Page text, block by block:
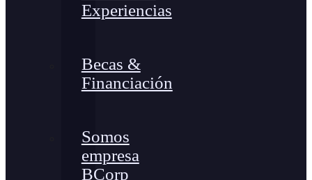
Experiencias
Becas &
Financiación
Somos
empresa
BCorp